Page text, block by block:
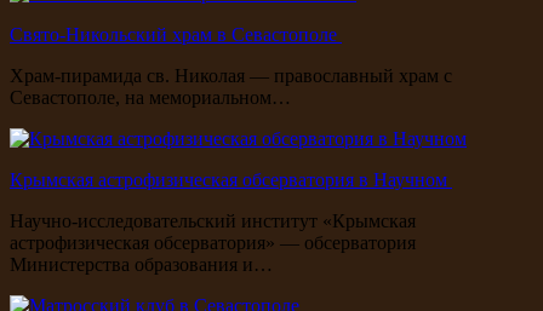
Свято-Никольский храм в Севастополе
Храм-пирамида св. Николая — православный храм с
Севастополе, на мемориальном…
Крымская астрофизическая обсерватория в Научном
Научно-исследовательский институт «Крымская
астрофизическая обсерватория» — обсерватория
Министерства образования и…